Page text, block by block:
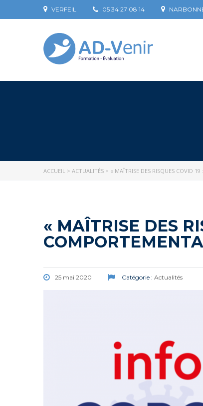
05 34 27 08 14
VERFEIL
ACCUEIL > ACTUALITÉS > « MAÎTRISE DES RISQUES COVID
« MAÎTRISE DES
25 mai 2020 Catégorie : Actualités